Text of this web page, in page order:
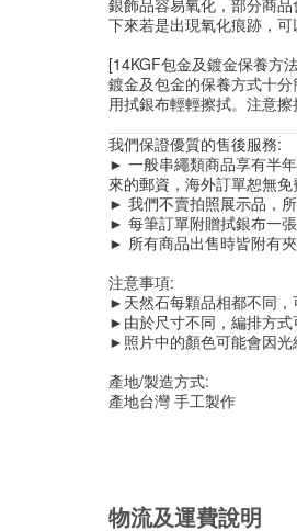
下來若是出現氧化痕跡，
[14KGF包金及鍍金保養方
鍍金及包金的保養方式十
用拭銀布輕輕擦拭。注意
我們保證優質的售後服務:
► 一般串繩類商品享有半
來的郵資，海外訂單恕無免
► 我們不賣拍照展示品，
► 每筆訂單附贈拭銀布一張
► 所有商品出售時皆附有
注意事項:
►天然石每顆品相都不同，
►由於尺寸不同，編排方
►照片中的顏色可能會因
產地/製造方式:
產地台灣 手工製作
物流及運費說明